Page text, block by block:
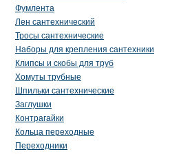
Фумлента
Лен сантехнический
Тросы сантехнические
Наборы для крепления сантехники
Клипсы и скобы для труб
Хомуты трубные
Шпильки сантехнические
Заглушки
Контрагайки
Кольца переходные
Переходники